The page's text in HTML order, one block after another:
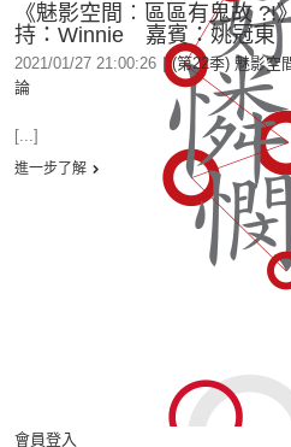
《魅影空間︰區區有鬼故
持：Winnie 嘉賓：姚冠東
2021/01/27 21:00:26 | (第22季) 魅影空
論
[...]
進一步了解
會員登入